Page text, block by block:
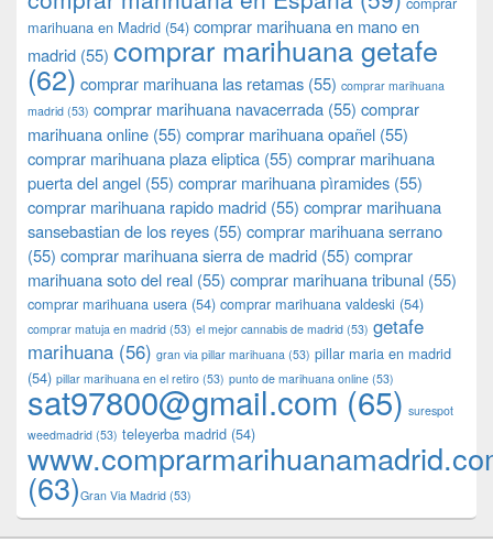
marihuana en Madrid (54) comprar marihuana en mano en
madrid (55) comprar marihuana getafe
(62) comprar marihuana las retamas (55) comprar marihuana
madrid (53) comprar marihuana navacerrada (55) comprar
marihuana online (55) comprar marihuana opañel (55)
comprar marihuana plaza eliptica (55) comprar marihuana
puerta del angel (55) comprar marihuana pìramides (55)
comprar marihuana rapido madrid (55) comprar marihuana
sansebastian de los reyes (55) comprar marihuana serrano
(55) comprar marihuana sierra de madrid (55) comprar
marihuana soto del real (55) comprar marihuana tribunal (55)
comprar marihuana usera (54) comprar marihuana valdeski (54)
comprar matuja en madrid (53) el mejor cannabis de madrid (53) getafe
marihuana (56) gran via pillar marihuana (53) pillar maria en madrid
(54) pillar marihuana en el retiro (53) punto de marihuana online (53)
sat97800@gmail.com (65) surespot
weedmadrid (53) teleyerba madrid (54)
(63)​​Gran Via Madrid (53)